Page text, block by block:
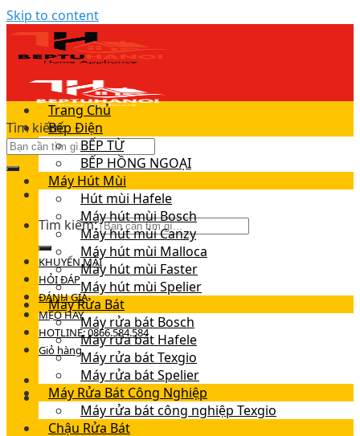
Skip to content
Tìm kiếm:
Tìm kiếm:
KHUYẾN MÃI
HỎI ĐÁP
ĐÁNH GIÁ
MẸO HAY
HOTLINE: 0866.584.584
Giỏ hàng
Trang Chủ
Bếp Điện
BẾP TỪ
BẾP HỒNG NGOẠI
Máy Hút Mùi
Hút mùi Hafele
Máy hút mùi Bosch
Máy hút mùi Canzy
Máy hút mùi Malloca
Máy hút mùi Faster
Máy hút mùi Spelier
Máy Rửa Bát
Máy rửa bát Bosch
Máy rửa bát Hafele
Máy rửa bát Texgio
Máy rửa bát Spelier
Máy Rửa Bát Công Nghiệp
Máy rửa bát công nghiệp Texgio
Chậu Rửa Bát